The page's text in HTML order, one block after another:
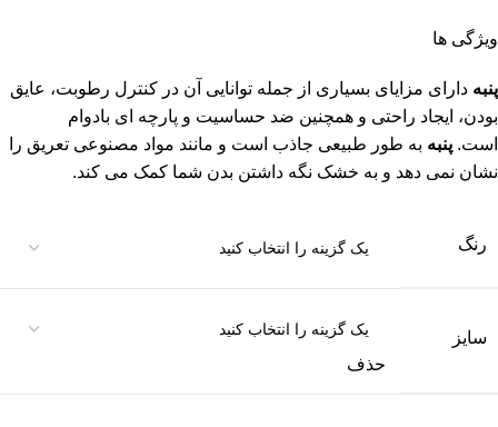
ویژگی ها
پنبه دارای مزایای بسیاری از جمله توانایی آن در کنترل رطوبت، عایق
بودن، ایجاد راحتی و همچنین ضد حساسیت و پارچه ای بادوام
است. پنبه به طور طبیعی جاذب است و مانند مواد مصنوعی تعریق را
نشان نمی دهد و به خشک نگه داشتن بدن شما کمک می کند.
رنگ
سایز
حذف